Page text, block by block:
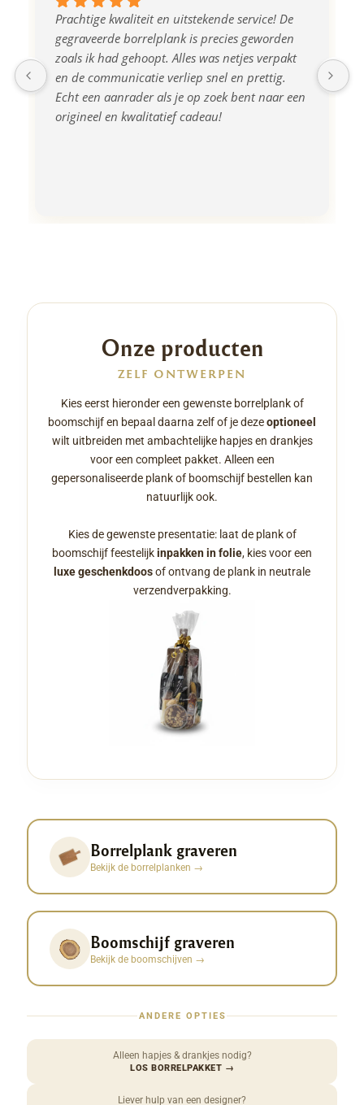
Prachtige kwaliteit en uitstekende service! De
gegraveerde borrelplank is precies geworden
zoals ik had gehoopt. Alles was netjes verpakt
en de communicatie verliep snel en prettig.
Echt een aanrader als je op zoek bent naar een
origineel en kwalitatief cadeau!
Onze producten
ZELF ONTWERPEN
Kies eerst hieronder een gewenste borrelplank of
boomschijf en bepaal daarna zelf of je dezeoptioneel
wilt uitbreiden met ambachtelijke hapjes en drankjes
voor een compleet pakket. Alleen een
gepersonaliseerde plank of boomschijf bestellen kan
natuurlijk ook.
Kies de gewenste presentatie: laat de plank of
boomschijf feestelijkinpakken in folie, kies voor een
luxe geschenkdoosof ontvang de plank in neutrale
verzendverpakking.
Borrelplank graveren
Bekijk de borrelplanken →
Boomschijf graveren
Bekijk de boomschijven →
ANDERE OPTIES
Alleen hapjes & drankjes nodig?
LOS BORRELPAKKET →
Liever hulp van een designer?